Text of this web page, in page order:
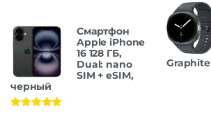
Смартфон
Apple iPhone
16 128 ГБ,
Dual: nano
SIM + eSIM,
черный
Graphite